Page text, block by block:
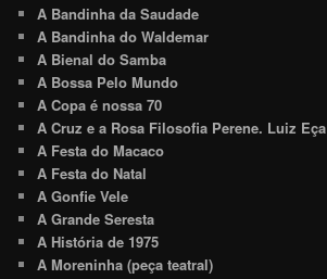
A Bandinha da Saudade
A Bandinha do Waldemar
A Bienal do Samba
A Bossa Pelo Mundo
A Copa é nossa 70
A Cruz e a Rosa Filosofia Perene. Luiz Eça
A Festa do Macaco
A Festa do Natal
A Gonfie Vele
A Grande Seresta
A História de 1975
A Moreninha (peça teatral)